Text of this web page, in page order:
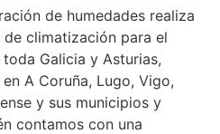
de humedades realiza
climatización para el
Galicia y Asturias,
A Coruña, Lugo, Vigo,
y sus municipios y
contamos con una